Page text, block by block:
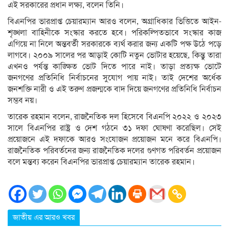
এই সরকারের প্রধান লক্ষ্য, বলেন তিনি।
বিএনপির ভারপ্রাপ্ত চেয়ারম্যান আরও বলেন, অগ্রাধিকার ভিত্তিতে আইন-
শৃঙ্খলা বাহিনীকে সংস্কার করতে হবে। পরিকল্পিতভাবে সংস্কার কাজ
এগিয়ে না নিলে অন্তবর্তী সরকারকে ব্যর্থ করার জন্য একটি পক্ষ উঠে পড়ে
লাগবে। ২০০৯ সালের পর আড়াই কোটি নতুন ভোটার হয়েছে, কিন্তু তারা
এখনও পর্যন্ত কাঙ্ক্ষিত ভোট দিতে পারে নাই। তাড়া প্রত্যক্ষ ভোটে
জনগণের প্রতিনিধি নির্বাচনের সুযোগ পায় নাই। তাই দেশের অর্ধেক
জনশক্তি নারী ও এই তরুণ প্রজন্মকে বাদ দিয়ে জনগণের প্রতিনিধি নির্বাচন
সম্ভব নয়।
তারেক রহমান বলেন, রাজনৈতিক দল হিসেবে বিএনপি ২০২২ ও ২০২৩
সালে বিএনপির রাষ্ট্র ও দেশ গঠনে ৩১ দফা ঘোষণা করেছিল। সেই
প্রয়োজনে এই দফাকে আরও সংযোজন প্রয়োজন মনে করে বিএনপি।
রাজনৈতিক পরিবর্তনের জন্য রাজনৈতিক দলের গুণগত পরিবর্তন প্রয়োজন
বলে মন্তব্য করেন বিএনপির ভারপ্রাপ্ত চেয়ারম্যান তারেক রহমান।
জাতীয় এর আরও খবর